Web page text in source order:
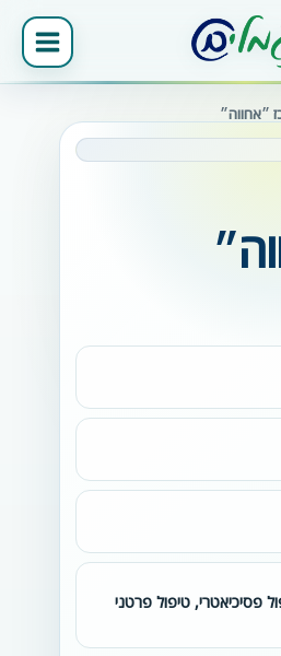
״אחווה״
פסיכיאטרי, טיפול פרטני